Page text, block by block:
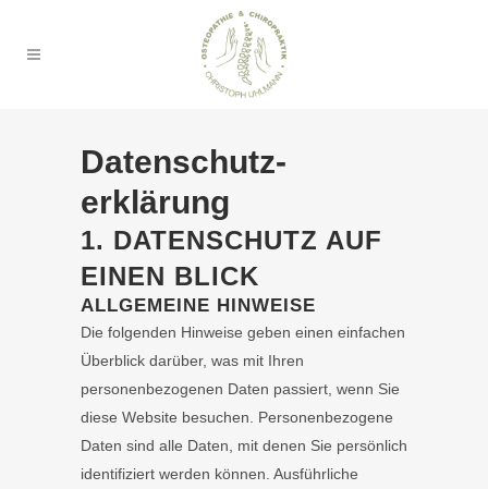
Datenschutz­
erklärung
1. DATENSCHUTZ AUF
EINEN BLICK
ALLGEMEINE HINWEISE
Die folgenden Hinweise geben einen einfachen
Überblick darüber, was mit Ihren
personenbezogenen Daten passiert, wenn Sie
diese Website besuchen. Personenbezogene
Daten sind alle Daten, mit denen Sie persönlich
identifiziert werden können. Ausführliche